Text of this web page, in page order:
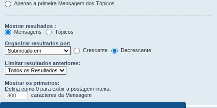
Apenas a primeira Mensagem dos Tópicos
Mostrar resultados :
Mensagens
Tópicos
Organizar resultados por:
Crescente
Decrescente
Limitar resultados anteriores:
Mostrar os primeiros:
Defina como 0 para exibir a postagem inteira.
caracteres da Mensagem